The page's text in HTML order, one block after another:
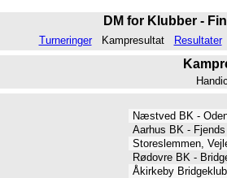
DM for Klubber -
Turneringer Kampresultat Resultater
Næstved BK -
Aarhus BK -
Storeslemmen,
Rødovre BK -
Åkirkeby